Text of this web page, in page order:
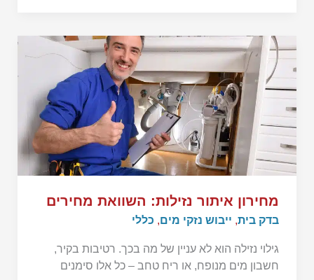
מחירון איתור נזילות: השוואת מחירים
בדק בית, ייבוש נזקי מים, כללי
גילוי נזילה הוא לא עניין של מה בכך. רטיבות בקיר,
חשבון מים מנופח, או ריח טחב – כל אלו סימנים